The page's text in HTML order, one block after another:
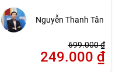
mới bắt đầu
Nguyễn Thanh Tân
699.000₫
249.000 ₫